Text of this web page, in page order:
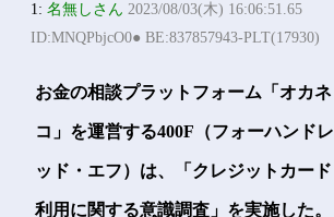
1:名無しさん 2023/08/03(木) 16:06:51.65
ID:MNQPbjcO0● BE:837857943-PLT(17930)
お金の相談プラットフォーム「オカネ
コ」を運営する400F（フォーハンドレ
ッド・エフ）は、「クレジットカード
利用に関する意識調査」を実施した。